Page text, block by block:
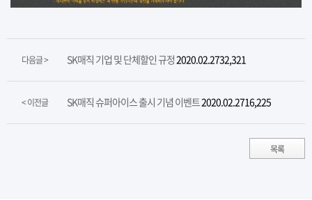
다음글 > SK매직 기업 및 단체할인 규정2020.02.2732,321
< 이전글 SK매직 슈퍼아이스 출시 기념 이벤트2020.02.2716,225
목록